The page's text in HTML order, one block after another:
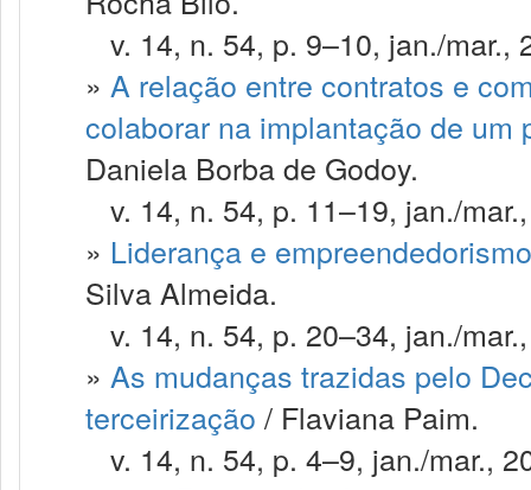
v. 14, n. 54, p. 9–10, jan./mar.,
» A relação entre contratos e
colaborar na implantação de um
Daniela Borba de Godoy.
v. 14, n. 54, p. 11–19, jan./
» Liderança e
Silva Almeida.
v. 14, n. 54, p. 20–34, jan./
» As mudanças trazidas pelo
terceirização / Flaviana Paim.
v. 14, n. 54, p. 4–9, jan./mar.,